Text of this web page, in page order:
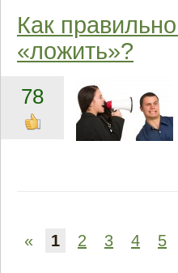
Как
«ложить»?
78
« 1 2 3 4 5